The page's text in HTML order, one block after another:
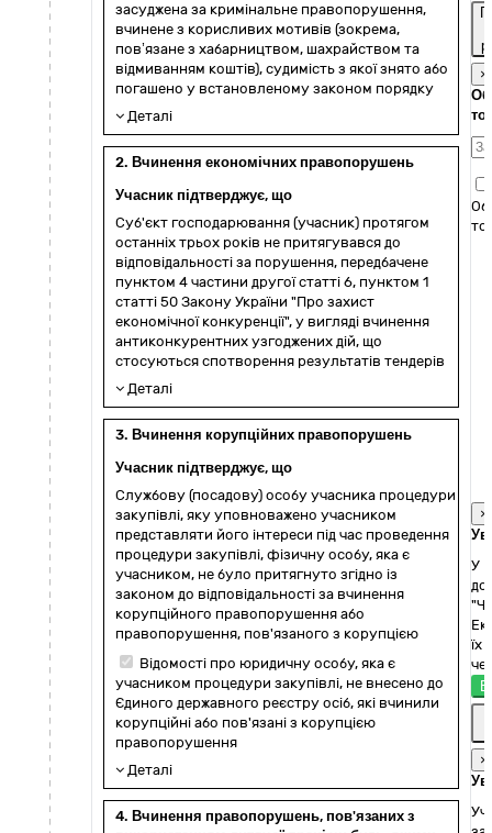
засуджена за кримінальне правопорушення,
вчинене з корисливих мотивів (зокрема,
пов’язане з хабарництвом, шахрайством та
відмиванням коштів), судимість з якої знято або
погашено у встановленому законом порядку
Деталі
2. Вчинення економічних правопорушень
Учасник підтверджує, що
Суб'єкт господарювання (учасник) протягом
останніх трьох років не притягувався до
відповідальності за порушення, передбачене
пунктом 4 частини другої статті 6, пунктом 1
статті 50 Закону України "Про захист
економічної конкуренції", у вигляді вчинення
антиконкурентних узгоджених дій, що
стосуються спотворення результатів тендерів
Деталі
3. Вчинення корупційних правопорушень
Учасник підтверджує, що
Службову (посадову) особу учасника процедури
закупівлі, яку уповноважено учасником
представляти його інтереси під час проведення
процедури закупівлі, фізичну особу, яка є
учасником, не було притягнуто згідно із
законом до відповідальності за вчинення
корупційного правопорушення або
правопорушення, пов'язаного з корупцією
Відомості про юридичну особу, яка є
учасником процедури закупівлі, не внесено до
Єдиного державного реєстру осіб, які вчинили
корупційні або пов'язані з корупцією
правопорушення
Деталі
4. Вчинення правопорушень, пов'язаних з
×
×
У
їх
×